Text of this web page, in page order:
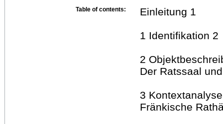
Table of contents: Einleitung 1
1 Identifikation 2
2
Der Ratssaal
3
Fränkische